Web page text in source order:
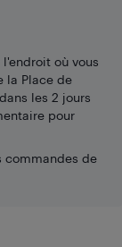
où vous
la Place de
les 2 jours
pour
commandes de